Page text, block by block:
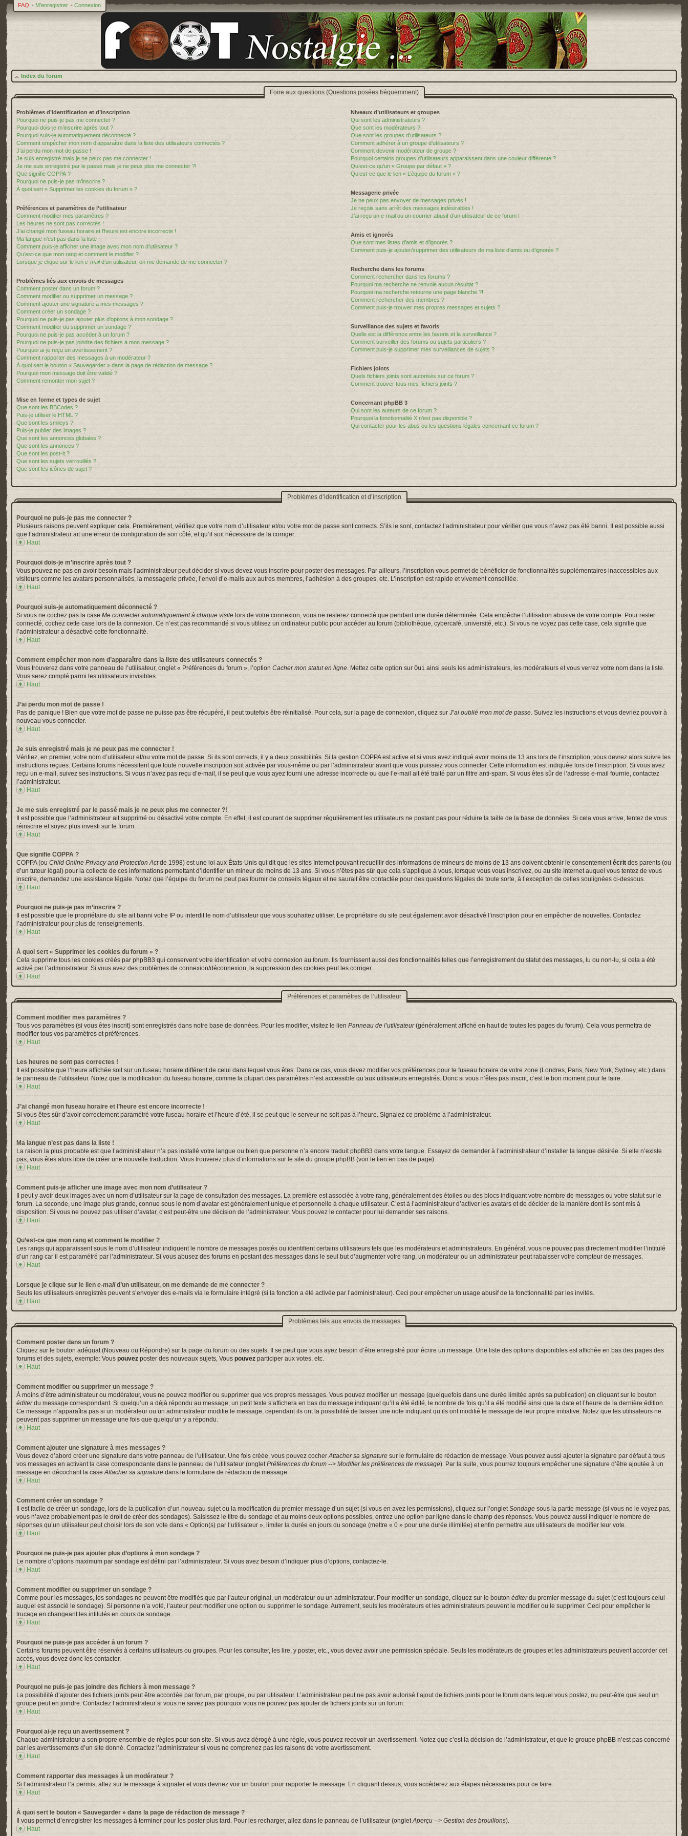
FAQ • M’enregistrer • Connexion
Index du forum
Foire aux questions (Questions posées fréquemment)
Problèmes d’identification et d’inscription
Pourquoi ne puis-je pas me connecter ?
Pourquoi dois-je m’inscrire après tout ?
Pourquoi suis-je automatiquement déconnecté ?
Comment empêcher mon nom d’apparaître dans la liste des utilisateurs connectés ?
J’ai perdu mon mot de passe !
Je suis enregistré mais je ne peux pas me connecter !
Je me suis enregistré par le passé mais je ne peux plus me connecter ?!
Que signifie COPPA ?
Pourquoi ne puis-je pas m’inscrire ?
À quoi sert « Supprimer les cookies du forum » ?
Préférences et paramètres de l’utilisateur
Comment modifier mes paramètres ?
Les heures ne sont pas correctes !
J’ai changé mon fuseau horaire et l’heure est encore incorrecte !
Ma langue n’est pas dans la liste !
Comment puis-je afficher une image avec mon nom d’utilisateur ?
Qu’est-ce que mon rang et comment le modifier ?
Lorsque je clique sur le lien e-maild’un utilisateur, on me demande de me connecter ?
Problèmes liés aux envois de messages
Comment poster dans un forum ?
Comment modifier ou supprimer un message ?
Comment ajouter une signature à mes messages ?
Comment créer un sondage ?
Pourquoi ne puis-je pas ajouter plus d’options à mon sondage ?
Comment modifier ou supprimer un sondage ?
Pourquoi ne puis-je pas accéder à un forum ?
Pourquoi ne puis-je pas joindre des fichiers à mon message ?
Pourquoi ai-je reçu un avertissement ?
Comment rapporter des messages à un modérateur ?
À quoi sert le bouton « Sauvegarder » dans la page de rédaction de message ?
Pourquoi mon message doit être validé ?
Comment remonter mon sujet ?
Mise en forme et types de sujet
Que sont les BBCodes ?
Puis-je utiliser le HTML ?
Que sont les smileys ?
Puis-je publier des images ?
Que sont les annonces globales ?
Que sont les annonces ?
Que sont les post-it ?
Que sont les sujets verrouillés ?
Que sont les icônes de sujet ?
Niveaux d’utilisateurs et groupes
Qui sont les administrateurs ?
Que sont les modérateurs ?
Que sont les groupes d’utilisateurs ?
Comment adhérer à un groupe d’utilisateurs ?
Comment devenir modérateur de groupe ?
Pourquoi certains groupes d’utilisateurs apparaissent dans une couleur différente ?
Qu’est-ce qu’un « Groupe par défaut » ?
Qu’est-ce que le lien « L’équipe du forum » ?
Messagerie privée
Je ne peux pas envoyer de messages privés !
Je reçois sans arrêt des messages indésirables !
J’ai reçu un e-mail ou un courrier abusif d’un utilisateur de ce forum !
Amis et ignorés
Que sont mes listes d’amis et d’ignorés ?
Comment puis-je ajouter/supprimer des utilisateurs de ma liste d’amis ou d’ignorés ?
Recherche dans les forums
Comment rechercher dans les forums ?
Pourquoi ma recherche ne renvoie aucun résultat ?
Pourquoi ma recherche retourne une page blanche ?!
Comment rechercher des membres ?
Comment puis-je trouver mes propres messages et sujets ?
Surveillance des sujets et favoris
Quelle est la différence entre les favoris et la surveillance ?
Comment surveiller des forums ou sujets particuliers ?
Comment puis-je supprimer mes surveillances de sujets ?
Fichiers joints
Quels fichiers joints sont autorisés sur ce forum ?
Comment trouver tous mes fichiers joints ?
Concernant phpBB 3
Qui sont les auteurs de ce forum ?
Pourquoi la fonctionnalité X n’est pas disponible ?
Qui contacter pour les abus ou les questions légales concernant ce forum ?
Problèmes d’identification et d’inscription
Pourquoi ne puis-je pas me connecter ?
Plusieurs raisons peuvent expliquer cela. Premièrement, vérifiez que votre nom d’utilisateur et/ou votre mot de passe sont corrects. S’ils le sont, contactez l’administrateur pour vérifier que vous n’avez pas été banni. Il est possible aussi
que l’administrateur ait une erreur de configuration de son côté, et qu’il soit nécessaire de la corriger.
Haut
Pourquoi dois-je m’inscrire après tout ?
Vous pouvez ne pas en avoir besoin mais l’administrateur peut décider si vous devez vous inscrire pour poster des messages. Par ailleurs, l’inscription vous permet de bénéficier de fonctionnalités supplémentaires inaccessibles aux
visiteurs comme les avatars personnalisés, la messagerie privée, l’envoi d’e-mails aux autres membres, l’adhésion à des groupes, etc. L’inscription est rapide et vivement conseillée.
Haut
Pourquoi suis-je automatiquement déconnecté ?
Si vous ne cochez pas la case Me connecter automatiquement à chaque visite lors de votre connexion, vous ne resterez connecté que pendant une durée déterminée. Cela empêche l’utilisation abusive de votre compte. Pour rester
connecté, cochez cette case lors de la connexion. Ce n’est pas recommandé si vous utilisez un ordinateur public pour accéder au forum (bibliothèque, cybercafé, université, etc.). Si vous ne voyez pas cette case, cela signifie que
l’administrateur a désactivé cette fonctionnalité.
Haut
Comment empêcher mon nom d’apparaître dans la liste des utilisateurs connectés ?
Vous trouverez dans votre panneau de l’utilisateur, onglet « Préférences du forum », l’option Cacher mon statut en ligne. Mettez cette option sur Oui ainsi seuls les administrateurs, les modérateurs et vous verrez votre nom dans la liste.
Vous serez compté parmi les utilisateurs invisibles.
Haut
J’ai perdu mon mot de passe !
Pas de panique ! Bien que votre mot de passe ne puisse pas être récupéré, il peut toutefois être réinitialisé. Pour cela, sur la page de connexion, cliquez sur J’ai oublié mon mot de passe. Suivez les instructions et vous devriez pouvoir à
nouveau vous connecter.
Haut
Je suis enregistré mais je ne peux pas me connecter !
Vérifiez, en premier, votre nom d’utilisateur et/ou votre mot de passe. Si ils sont corrects, il y a deux possibilités. Si la gestion COPPA est active et si vous avez indiqué avoir moins de 13 ans lors de l’inscription, vous devrez alors suivre les
instructions reçues. Certains forums nécessitent que toute nouvelle inscription soit activée par vous-même ou par l’administrateur avant que vous puissiez vous connecter. Cette information est indiquée lors de l’inscription. Si vous avez
reçu un e-mail, suivez ses instructions. Si vous n’avez pas reçu d’e-mail, il se peut que vous ayez fourni une adresse incorrecte ou que l’e-mail ait été traité par un filtre anti-spam. Si vous êtes sûr de l’adresse e-mail fournie, contactez
l’administrateur.
Haut
Je me suis enregistré par le passé mais je ne peux plus me connecter ?!
Il est possible que l’administrateur ait supprimé ou désactivé votre compte. En effet, il est courant de supprimer régulièrement les utilisateurs ne postant pas pour réduire la taille de la base de données. Si cela vous arrive, tentez de vous
réinscrire et soyez plus investi sur le forum.
Haut
Que signifie COPPA ?
COPPA (ou Child Online Privacy and Protection Actde 1998) est une loi aux États-Unis qui dit que les sites Internet pouvant recueillir des informations de mineurs de moins de 13 ans doivent obtenir le consentementécrit des parents (ou
d’un tuteur légal) pour la collecte de ces informations permettant d’identifier un mineur de moins de 13 ans. Si vous n’êtes pas sûr que cela s’applique à vous, lorsque vous vous inscrivez, ou au site Internet auquel vous tentez de vous
inscrire, demandez une assistance légale. Notez que l’équipe du forum ne peut pas fournir de conseils légaux et ne saurait être contactée pour des questions légales de toute sorte, à l’exception de celles soulignées ci-dessous.
Haut
Pourquoi ne puis-je pas m’inscrire ?
Il est possible que le propriétaire du site ait banni votre IP ou interdit le nom d’utilisateur que vous souhaitez utiliser. Le propriétaire du site peut également avoir désactivé l’inscription pour en empêcher de nouvelles. Contactez
l’administrateur pour plus de renseignements.
Haut
À quoi sert « Supprimer les cookies du forum » ?
Cela supprime tous les cookies créés par phpBB3 qui conservent votre identification et votre connexion au forum. Ils fournissent aussi des fonctionnalités telles que l’enregistrement du statut des messages, lu ou non-lu, si cela a été
activé par l’administrateur. Si vous avez des problèmes de connexion/déconnexion, la suppression des cookies peut les corriger.
Haut
Préférences et paramètres de l’utilisateur
Comment modifier mes paramètres ?
Tous vos paramètres (si vous êtes inscrit) sont enregistrés dans notre base de données. Pour les modifier, visitez le lien Panneau de l’utilisateur(généralement affiché en haut de toutes les pages du forum). Cela vous permettra de
modifier tous vos paramètres et préférences.
Haut
Les heures ne sont pas correctes !
Il est possible que l’heure affichée soit sur un fuseau horaire différent de celui dans lequel vous êtes. Dans ce cas, vous devez modifier vos préférences pour le fuseau horaire de votre zone (Londres, Paris, New York, Sydney, etc.) dans
le panneau de l’utilisateur. Notez que la modification du fuseau horaire, comme la plupart des paramètres n’est accessible qu’aux utilisateurs enregistrés. Donc si vous n’êtes pas inscrit, c’est le bon moment pour le faire.
Haut
J’ai changé mon fuseau horaire et l’heure est encore incorrecte !
Si vous êtes sûr d’avoir correctement paramétré votre fuseau horaire et l’heure d’été, il se peut que le serveur ne soit pas à l’heure. Signalez ce problème à l’administrateur.
Haut
Ma langue n’est pas dans la liste !
La raison la plus probable est que l’administrateur n’a pas installé votre langue ou bien que personne n’a encore traduit phpBB3 dans votre langue. Essayez de demander à l’administrateur d’installer la langue désirée. Si elle n’existe
pas, vous êtes alors libre de créer une nouvelle traduction. Vous trouverez plus d’informations sur le site du groupe phpBB (voir le lien en bas de page).
Haut
Comment puis-je afficher une image avec mon nom d’utilisateur ?
Il peut y avoir deux images avec un nom d’utilisateur sur la page de consultation des messages. La première est associée à votre rang, généralement des étoiles ou des blocs indiquant votre nombre de messages ou votre statut sur le
forum. La seconde, une image plus grande, connue sous le nom d’avatar est généralement unique et personnelle à chaque utilisateur. C’est à l’administrateur d’activer les avatars et de décider de la manière dont ils sont mis à
disposition. Si vous ne pouvez pas utiliser d’avatar, c’est peut-être une décision de l’administrateur. Vous pouvez le contacter pour lui demander ses raisons.
Haut
Qu’est-ce que mon rang et comment le modifier ?
Les rangs qui apparaissent sous le nom d’utilisateur indiquent le nombre de messages postés ou identifient certains utilisateurs tels que les modérateurs et administrateurs. En général, vous ne pouvez pas directement modifier l’intitulé
d’un rang car il est paramétré par l’administrateur. Si vous abusez des forums en postant des messages dans le seul but d’augmenter votre rang, un modérateur ou un administrateur peut rabaisser votre compteur de messages.
Haut
Lorsque je clique sur le lien e-maild’un utilisateur, on me demande de me connecter ?
Seuls les utilisateurs enregistrés peuvent s’envoyer des e-mails via le formulaire intégré (si la fonction a été activée par l’administrateur). Ceci pour empêcher un usage abusif de la fonctionnalité par les invités.
Haut
Problèmes liés aux envois de messages
Comment poster dans un forum ?
Cliquez sur le bouton adéquat (Nouveau ou Répondre) sur la page du forum ou des sujets. Il se peut que vous ayez besoin d’être enregistré pour écrire un message. Une liste des options disponibles est affichée en bas des pages des
forums et des sujets, exemple: Vous pouvez poster des nouveaux sujets, Vous pouvez participer aux votes, etc.
Haut
Comment modifier ou supprimer un message ?
À moins d’être administrateur ou modérateur, vous ne pouvez modifier ou supprimer que vos propres messages. Vous pouvez modifier un message (quelquefois dans une durée limitée après sa publication) en cliquant sur le bouton
éditerdu message correspondant. Si quelqu’un a déjà répondu au message, un petit texte s’affichera en bas du message indiquant qu’il a été édité, le nombre de fois qu’il a été modifié ainsi que la date et l’heure de la dernière édition.
Ce message n’apparaîtra pas si un modérateur ou un administrateur modifie le message, cependant ils ont la possibilité de laisser une note indiquant qu’ils ont modifié le message de leur propre initiative. Notez que les utilisateurs ne
peuvent pas supprimer un message une fois que quelqu’un y a répondu.
Haut
Comment ajouter une signature à mes messages ?
Vous devez d’abord créer une signature dans votre panneau de l’utilisateur. Une fois créée, vous pouvez cocherAttacher sa signature sur le formulaire de rédaction de message. Vous pouvez aussi ajouter la signature par défaut à tous
vos messages en activant la case correspondante dans le panneau de l’utilisateur (ongletPréférences du forum --> Modifier les préférences de message). Par la suite, vous pourrez toujours empêcher une signature d’être ajoutée à un
message en décochant la caseAttacher sa signature dans le formulaire de rédaction de message.
Haut
Comment créer un sondage ?
Il est facile de créer un sondage, lors de la publication d’un nouveau sujet ou la modification du premier message d’un sujet (si vous en avez les permissions), cliquez sur l’ongletSondage sous la partie message (si vous ne le voyez pas,
vous n’avez probablement pas le droit de créer des sondages). Saisissez le titre du sondage et au moins deux options possibles, entrez une option par ligne dans le champ des réponses. Vous pouvez aussi indiquer le nombre de
réponses qu’un utilisateur peut choisir lors de son vote dans « Option(s) par l’utilisateur », limiter la durée en jours du sondage (mettre « 0 » pour une durée illimitée) et enfin permettre aux utilisateurs de modifier leur vote.
Haut
Pourquoi ne puis-je pas ajouter plus d’options à mon sondage ?
Le nombre d’options maximum par sondage est défini par l’administrateur. Si vous avez besoin d’indiquer plus d’options, contactez-le.
Haut
Comment modifier ou supprimer un sondage ?
Comme pour les messages, les sondages ne peuvent être modifiés que par l’auteur original, un modérateur ou un administrateur. Pour modifier un sondage, cliquez sur le bouton éditerdu premier message du sujet (c’est toujours celui
auquel est associé le sondage). Si personne n’a voté, l’auteur peut modifier une option ou supprimer le sondage. Autrement, seuls les modérateurs et les administrateurs peuvent le modifier ou le supprimer. Ceci pour empêcher le
trucage en changeant les intitulés en cours de sondage.
Haut
Pourquoi ne puis-je pas accéder à un forum ?
Certains forums peuvent être réservés à certains utilisateurs ou groupes. Pour les consulter, les lire, y poster, etc., vous devez avoir une permission spéciale. Seuls les modérateurs de groupes et les administrateurs peuvent accorder cet
accès, vous devez donc les contacter.
Haut
Pourquoi ne puis-je pas joindre des fichiers à mon message ?
La possibilité d’ajouter des fichiers joints peut être accordée par forum, par groupe, ou par utilisateur. L’administrateur peut ne pas avoir autorisé l’ajout de fichiers joints pour le forum dans lequel vous postez, ou peut-être que seul un
groupe peut en joindre. Contactez l’administrateur si vous ne savez pas pourquoi vous ne pouvez pas ajouter de fichiers joints sur un forum.
Haut
Pourquoi ai-je reçu un avertissement ?
Chaque administrateur a son propre ensemble de règles pour son site. Si vous avez dérogé à une règle, vous pouvez recevoir un avertissement. Notez que c’est la décision de l’administrateur, et que le groupe phpBB n’est pas concerné
par les avertissements d’un site donné. Contactez l’administrateur si vous ne comprenez pas les raisons de votre avertissement.
Haut
Comment rapporter des messages à un modérateur ?
Si l’administrateur l’a permis, allez sur le message à signaler et vous devriez voir un bouton pour rapporter le message. En cliquant dessus, vous accéderez aux étapes nécessaires pour ce faire.
Haut
À quoi sert le bouton « Sauvegarder » dans la page de rédaction de message ?
Il vous permet d’enregistrer les messages à terminer pour les poster plus tard. Pour les recharger, allez dans le panneau de l’utilisateur (ongletAperçu --> Gestion des brouillons).
Haut